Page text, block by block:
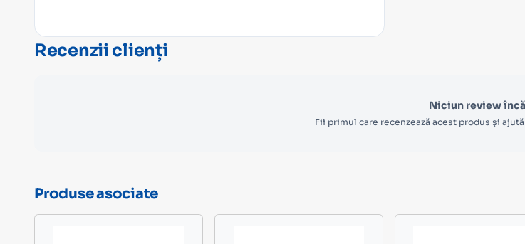
Recenzii clienți
Niciun review
Fii primul care recenzează acest produs și
Produse asociate